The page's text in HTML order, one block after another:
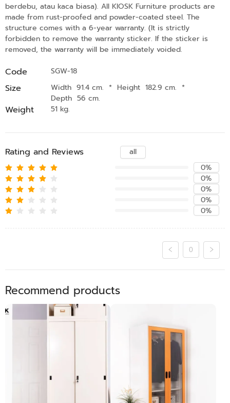
berdebu, atau kaca biasa). All KIOSK Furniture products are
made from rust-proofed and powder-coated steel. The
structure comes with a 6-year warranty. (It is strictly
forbidden to remove the warranty sticker. If the sticker is
removed, the warranty will be immediately voided.
Code SGW-18
Size Width 91.4 cm. * Height 182.9 cm. *
Depth 56 cm.
Weight 51 kg.
Rating and Reviews
all
0%
0%
0%
0%
0%
0
Recommend products